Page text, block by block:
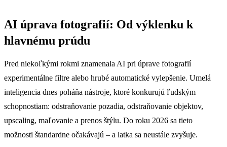
AI úprava fotografií: Od výklenku k
hlavnému prúdu
Pred niekoľkými rokmi znamenala AI pri úprave fotografií
experimentálne filtre alebo hrubé automatické vylepšenie. Umelá
inteligencia dnes poháňa nástroje, ktoré konkurujú ľudským
schopnostiam: odstraňovanie pozadia, odstraňovanie objektov,
upscaling, maľovanie a prenos štýlu. Do roku 2026 sa tieto
možnosti štandardne očakávajú – a latka sa neustále zvyšuje.